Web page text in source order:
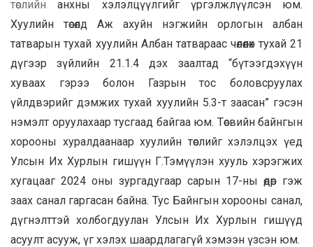
төслийнанхны хэлэлцүүлгийг үргэлжлүүлсэн юм.
Хуулийн төсөлд Аж ахуйн нэгжийн орлогын албан
татварын тухай хуулийн Албан татвараас чөлөөлөх тухай 21
дүгээр зүйлийн 21.1.4 дэх заалтад “бүтээгдэхүүн
хуваах гэрээ болон Газрын тос боловсруулах
үйлдвэрийг дэмжих тухай хуулийн 5.3-т заасан” гэсэн
нэмэлт оруулахаар тусгаад байгаа юм. Төсвийн байнгын
хорооны хуралдаанаар хуулийн төслийг хэлэлцэх үед
Улсын Их Хурлын гишүүн Г.Тэмүүлэн хууль хэрэгжих
хугацааг 2024 оны зургадугаар сарын 17-ны өдөр гэж
заах санал гаргасан байна. Тус Байнгын хорооны санал,
дүгнэлттэй холбогдуулан Улсын Их Хурлын гишүүд
асуулт асууж, үг хэлэх шаардлагагүй хэмээн үзсэн юм.